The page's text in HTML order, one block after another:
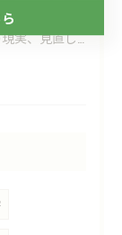
24
目の前の現実、見直してみませんか？